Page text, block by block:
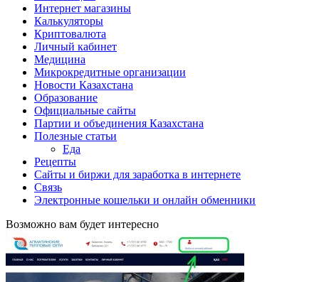
Интернет магазины
Калькуляторы
Криптовалюта
Личный кабинет
Медицина
Микрокредитные организации
Новости Казахстана
Образование
Официальные сайты
Партии и объединения Казахстана
Полезные статьи
Еда
Рецепты
Сайты и биржи для заработка в интернете
Связь
Электронные кошельки и онлайн обменники
Возможно вам будет интересно